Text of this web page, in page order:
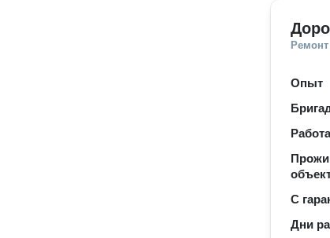
Ремонт
Опыт
С
Дни